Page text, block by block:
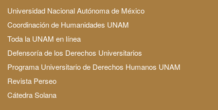
Universidad Nacional Autónoma de México
Coordinación de Humanidades UNAM
Toda la UNAM en línea
Defensoría de los Derechos Universitarios
Programa Universitario de Derechos Humanos UNAM
Revista Perseo
Cátedra Solana